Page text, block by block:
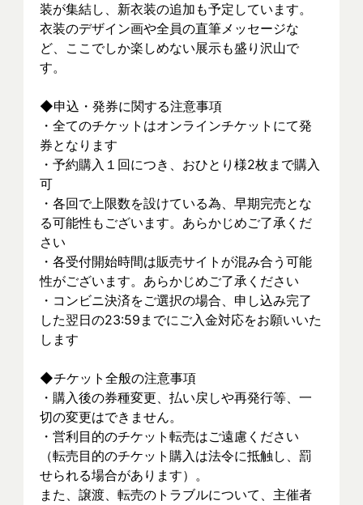
装が集結し、新⾐装の追加も予定しています。
衣装のデザイン画や全員の直筆メッセージな
ど、ここでしか楽しめない展示も盛り沢山で
す。
◆申込・発券に関する注意事項
・全てのチケットはオンラインチケットにて発
券となります
・予約購入１回につき、おひとり様2枚まで購入
可
・各回で上限数を設けている為、早期完売とな
る可能性もございます。あらかじめご了承くだ
さい
・各受付開始時間は販売サイトが混み合う可能
性がございます。あらかじめご了承ください
・コンビニ決済をご選択の場合、申し込み完了
した翌日の23:59までにご入金対応をお願いいた
します
◆チケット全般の注意事項
・購入後の券種変更、払い戻しや再発行等、一
切の変更はできません。
・営利目的のチケット転売はご遠慮ください
（転売目的のチケット購入は法令に抵触し、罰
せられる場合があります）。
また、譲渡、転売のトラブルについて、主催者